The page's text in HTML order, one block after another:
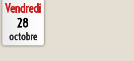
Vendredi
28
octobre